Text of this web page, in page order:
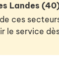
Landes
ces
le service